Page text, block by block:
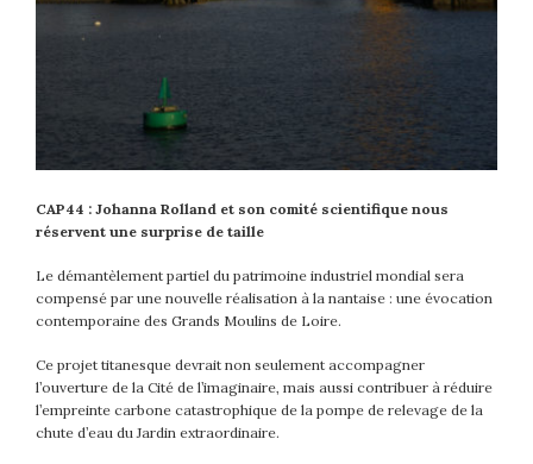
CAP44 : Johanna Rolland et son comité scientifique nous
réservent une surprise de taille
Le démantèlement partiel du patrimoine industriel mondial sera
compensé par une nouvelle réalisation à la nantaise : une évocation
contemporaine des Grands Moulins de Loire.
Ce projet titanesque devrait non seulement accompagner
l’ouverture de la Cité de l’imaginaire, mais aussi contribuer à réduire
l’empreinte carbone catastrophique de la pompe de relevage de la
chute d’eau du Jardin extraordinaire.